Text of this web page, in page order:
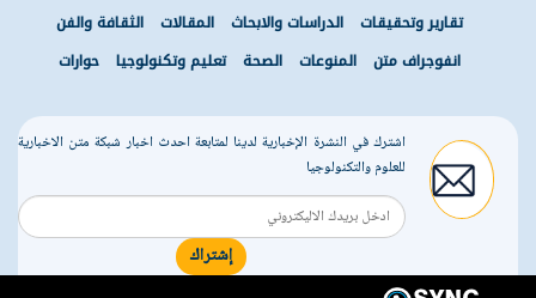
تقارير وتحقيقات
الدراسات والابحاث المقالات
الثقافة والفن
انفوجراف متن
المنوعات الصحة تعليم وتكنولوجيا حوارات
اشترك في النشرة الإخبارية لدينا لمتابعة احدث اخبار شبكة متن الاخبارية
للعلوم والتكنولوجيا
إشتراك